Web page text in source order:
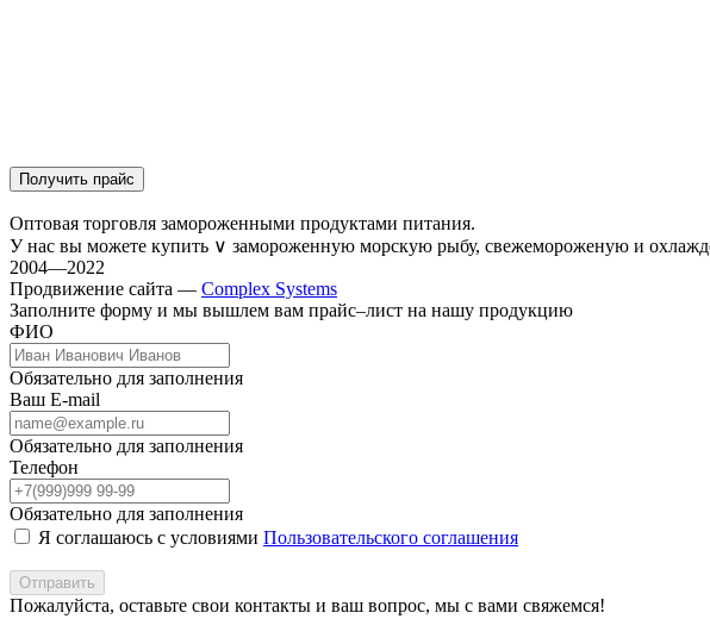
Получить прайс
Оптовая торговля замороженными продуктами питания.
У нас вы можете купить ∨ замороженную морскую рыбу, свежемороженую и
2004—2022
Продвижение сайта — Complex Systems
Заполните форму и мы вышлем вам прайс–лист на нашу продукцию
ФИО
Обязательно для заполнения
Ваш E-mail
Обязательно для заполнения
Телефон
Обязательно для заполнения
Я соглашаюсь с условиями Пользовательского соглашения
Отправить
Пожалуйста, оставьте свои контакты и ваш вопрос, мы с вами свяжемся!